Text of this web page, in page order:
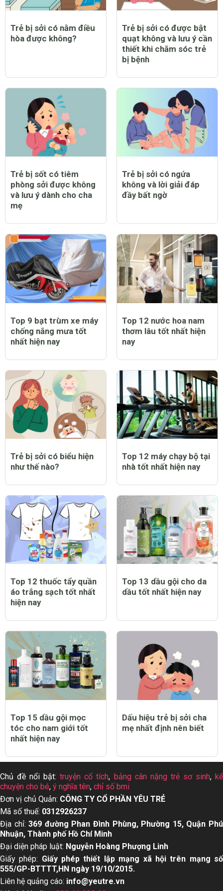
Trẻ bị sởi có nằm điều
hòa được không?
Trẻ bị sởi có được bật
quạt không và lưu ý cần
thiết khi chăm sóc trẻ
bị bệnh
Trẻ bị sốt có tiêm
phòng sởi được không
và lưu ý dành cho cha
mẹ
Trẻ bị sởi có ngứa
không và lời giải đáp
đầy bất ngờ
Top 9 bạt trùm xe máy
chống nắng mưa tốt
nhất hiện nay
Top 12 nước hoa nam
thơm lâu tốt nhất hiện
nay
Trẻ bị sởi có biểu hiện
như thế nào?
Top 12 máy chạy bộ tại
nhà tốt nhất hiện nay
Top 12 thuốc tẩy quần
áo trắng sạch tốt nhất
hiện nay
Top 13 dầu gội cho da
dầu tốt nhất hiện nay
Top 15 dầu gội mọc
tóc cho nam giới tốt
nhất hiện nay
Dấu hiệu trẻ bị sởi cha
mẹ nhất định nên biết
Chủ đề nổi bật:truyện cổ tích, bảng cân nặng trẻ sơ sinh,kể
chuyện cho bé, ý nghĩa tên, chỉ số bmi
Đơn vị chủ Quản: CÔNG TY CỔ PHẦN YÊU TRẺ
Mã số thuế: 0312926237
Địa chỉ:369 đường Phan Đình Phùng, Phường 15, Quận Phú
Nhuận, Thành phố Hồ Chí Minh
Đại diện pháp luật: Nguyễn Hoàng Phượng Linh
Giấy phép: Giấy phép thiết lập mạng xã hội trên mạng số
555/GP-BTTTT,HN ngày 19/10/2015.
Liên hệ quảng cáo: info@yeutre.vn